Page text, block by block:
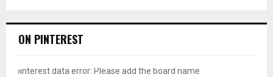
ON PINTEREST
pinterest data error: Please add the board name